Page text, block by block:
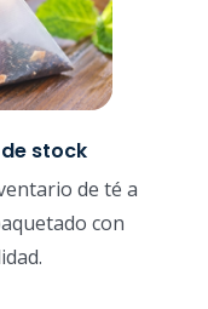
stock
de té a
con